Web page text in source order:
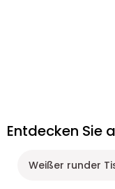
Entdecken Sie
Weißer runder